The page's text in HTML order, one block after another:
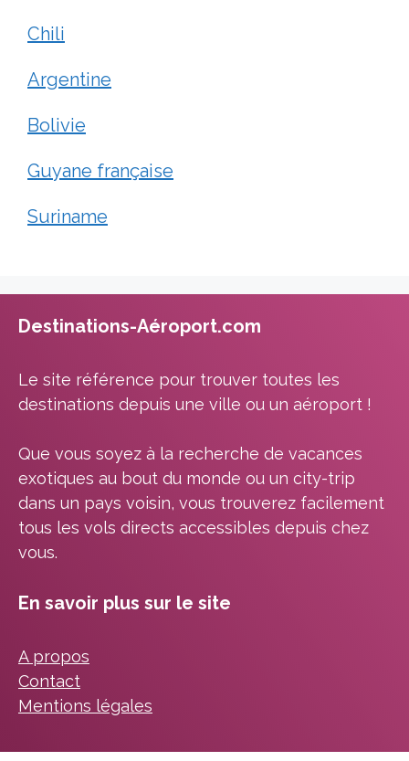
Chili
Argentine
Bolivie
Guyane française
Suriname
Destinations-Aéroport.com
Le site référence pour trouver toutes les
destinations depuis une ville ou un aéroport !
Que vous soyez à la recherche de vacances
exotiques au bout du monde ou un city-trip
dans un pays voisin, vous trouverez facilement
tous les vols directs accessibles depuis chez
vous.
En savoir plus sur le site
A propos
Contact
Mentions légales